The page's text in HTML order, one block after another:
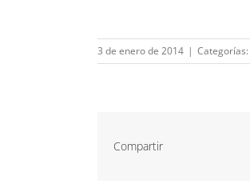
3 de enero de 2014 | Categorías:
Compartir